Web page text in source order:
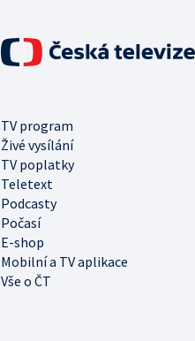
TV program
Živé vysílání
TV poplatky
Teletext
Podcasty
Počasí
E-shop
Mobilní a TV aplikace
Vše o ČT